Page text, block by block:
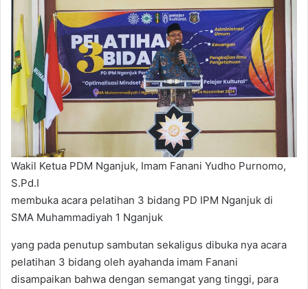
Wakil Ketua PDM Nganjuk, Imam Fanani Yudho Purnomo,
S.Pd.I
membuka acara pelatihan 3 bidang PD IPM Nganjuk di
SMA Muhammadiyah 1 Nganjuk
yang pada penutup sambutan sekaligus dibuka nya acara
pelatihan 3 bidang oleh ayahanda imam Fanani
disampaikan bahwa dengan semangat yang tinggi, para